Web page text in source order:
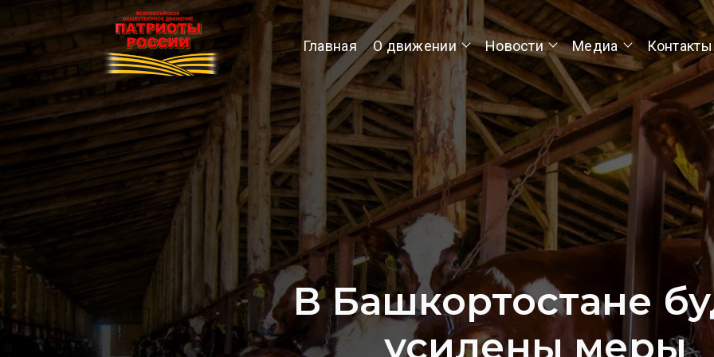
Главная О движении Новости Медиа Контакты
В Башкортостане
усилены меры